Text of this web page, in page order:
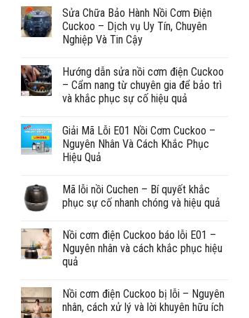
Sửa Chữa Bảo Hành Nồi Cơm Điện
Cuckoo – Dịch vụ Uy Tín, Chuyên
Nghiệp Và Tin Cậy
Hướng dẫn sửa nồi cơm điện Cuckoo
– Cẩm nang từ chuyên gia để bảo trì
và khắc phục sự cố hiệu quả
Giải Mã Lỗi E01 Nồi Cơm Cuckoo –
Nguyên Nhân Và Cách Khắc Phục
Hiệu Quả
Mã lỗi nồi Cuchen – Bí quyết khắc
phục sự cố nhanh chóng và hiệu quả
Nồi cơm điện Cuckoo báo lỗi E01 –
Nguyên nhân và cách khắc phục hiệu
quả
Nồi cơm điện Cuckoo bị lỗi – Nguyên
nhân, cách xử lý và lời khuyên hữu ích